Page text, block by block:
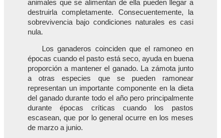
animales que se alimentan de ella pueden llegar a
destruirla completamente. Consecuentemente, la
sobrevivencia bajo condiciones naturales es casi
nula.
Los ganaderos coinciden que el ramoneo en
épocas cuando el pasto está seco, ayuda en buena
proporción a mantener el ganado. La zámota junto
a otras especies que se pueden ramonear
representan un importante componente en la dieta
del ganado durante todo el año pero principalmente
durante épocas críticas cuando los pastos
escasean, que por lo general ocurre en los meses
de marzo a junio.